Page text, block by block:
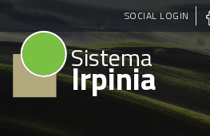
Salta
al
SOCIAL LOGIN
Sistema
Irpinia